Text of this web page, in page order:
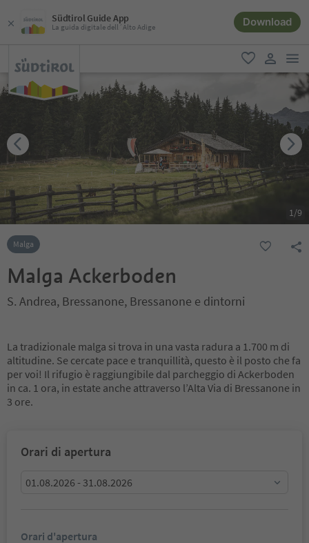
Südtirol Guide App
La guida digitale dell´Alto Adige Download
favoriti
user link
1/9
Malga
Malga Ackerboden
S. Andrea, Bressanone, Bressanone e dintorni
La tradizionale malga si trova in una vasta radura a 1.700 m di
altitudine. Se cercate pace e tranquillità, questo è il posto che fa
per voi! Il rifugio è raggiungibile dal parcheggio di Ackerboden
in ca. 1 ora, in estate anche attraverso l’Alta Via di Bressanone in
3 ore.
Orari di apertura
01.08.2026 - 31.08.2026
Orari d'apertura